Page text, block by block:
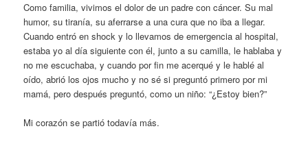
Como familia, vivimos el dolor de un padre con cáncer. Su mal
humor, su tiranía, su aferrarse a una cura que no iba a llegar.
Cuando entró en shock y lo llevamos de emergencia al hospital,
estaba yo al día siguiente con él, junto a su camilla, le hablaba y
no me escuchaba, y cuando por fin me acerqué y le hablé al
oído, abrió los ojos mucho y no sé si preguntó primero por mi
mamá, pero después preguntó, como un niño: “¿Estoy bien?”
Mi corazón se partió todavía más.